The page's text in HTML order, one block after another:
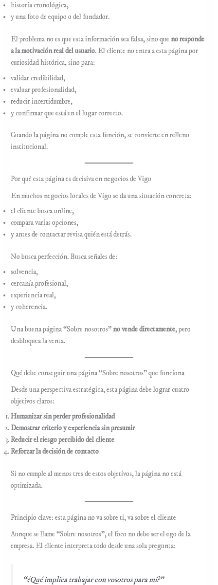
historia cronológica,
y una foto de equipo o del fundador.
El problema no es que esta información sea falsa, sino que no responde
a la motivación real del usuario. El cliente no entra a esta página por
curiosidad histórica, sino para:
validar credibilidad,
evaluar profesionalidad,
reducir incertidumbre,
y confirmar que está en el lugar correcto.
Cuando la página no cumple esta función, se convierte en relleno
institucional.
Por qué esta página es decisiva en negocios de Vigo
En muchos negocios locales de Vigo se da una situación concreta:
el cliente busca online,
compara varias opciones,
y antes de contactar revisa quién está detrás.
No busca perfección. Busca señales de:
solvencia,
cercanía profesional,
experiencia real,
y coherencia.
Una buena página “Sobre nosotros” no vende directamente, pero
desbloquea la venta.
Qué debe conseguir una página “Sobre nosotros” que funciona
Desde una perspectiva estratégica, esta página debe lograr cuatro
objetivos claros:
Humanizar sin perder profesionalidad
Demostrar criterio y experiencia sin presumir
Reducir el riesgo percibido del cliente
Reforzar la decisión de contacto
Si no cumple al menos tres de estos objetivos, la página no está
optimizada.
Principio clave: esta página no va sobre ti, va sobre el cliente
Aunque se llame “Sobre nosotros”, el foco no debe ser el ego de la
empresa. El cliente interpreta todo desde una sola pregunta:
“¿Qué implica trabajar con vosotros para mí?”